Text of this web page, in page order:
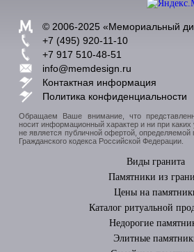
© 2006-2025 «Мемориальный
+7 (495) 920-11-10
+7 917 510-48-51
info@memdesign.ru
Контактная информация
Политика конфиденциальности
Обращаем Ваше внимание, что
носит информационный характер и ни при каких
не является публичной офертой,
Гражданского кодекса Российской Федерации.
Виды гранита
Памятники из
Цены на
Каталог ритуальной
Недорогие
Элитные